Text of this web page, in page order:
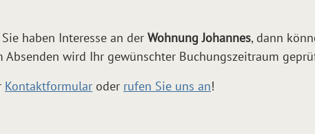
haben Interesse an der Wohnung Johannes, dann
Absenden wird Ihr gewünschter Buchungszeitraum
Kontaktformular oder rufen Sie uns an!